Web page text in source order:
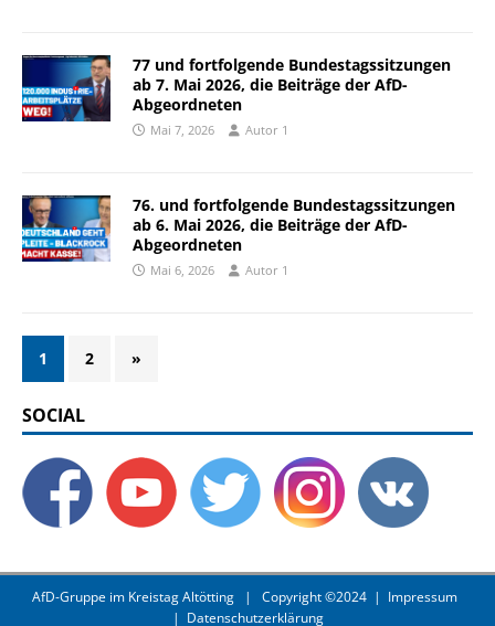
77 und fortfolgende Bundestagssitzungen
ab 7. Mai 2026, die Beiträge der AfD-
Abgeordneten
Mai 7, 2026 Autor 1
76. und fortfolgende Bundestagssitzungen
ab 6. Mai 2026, die Beiträge der AfD-
Abgeordneten
Mai 6, 2026 Autor 1
1 2 »
SOCIAL
AfD-Gruppe im Kreistag Altötting| Copyright ©2024 | Impressum
| Datenschutzerklärung